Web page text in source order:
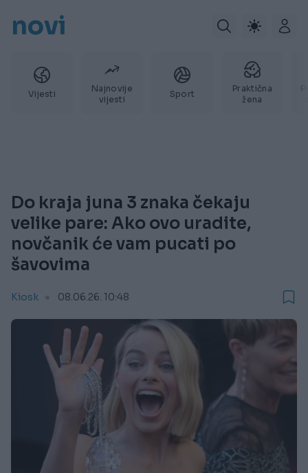
novi
Vijesti
Najnovije
vijesti
Sport
Praktična
žena
Do kraja juna 3 znaka čekaju
velike pare: Ako ovo uradite,
novčanik će vam pucati po
šavovima
Kiosk 08.06.26. 10:48